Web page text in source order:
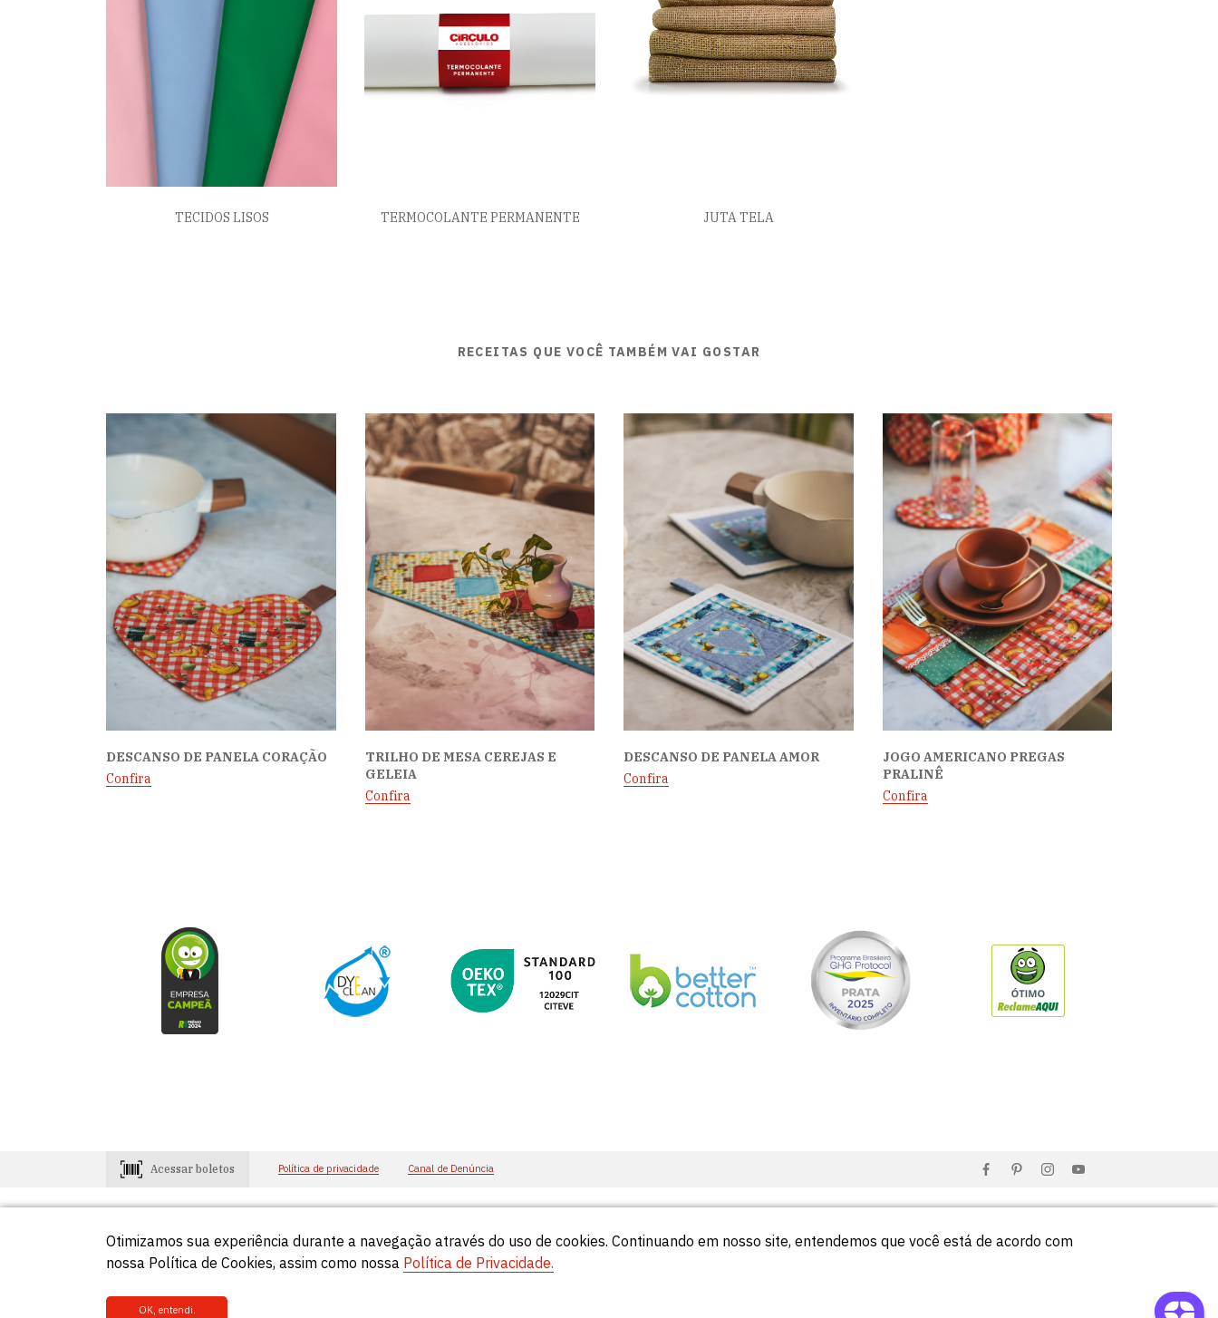
TECIDOS LISOS TERMOCOLANTE PERMANENTE JUTA TELA
RECEITAS QUE VOCÊ TAMBÉM VAI GOSTAR
DESCANSO DE PANELA CORAÇÃO
Confira
TRILHO DE MESA CEREJAS E
GELEIA
Confira
DESCANSO DE PANELA AMOR
Confira
JOGO AMERICANO PREGAS
PRALINÊ
Confira
Acessar boletos Política de privacidade Canal de Denúncia
Consumidores
0800-648-2966
Lojistas
0800-648-2955 © Círculo 2026 - Todos os direitos reservados.
Otimizamos sua experiência durante a navegação através do uso de cookies. Continuando em nosso site, entendemos que você está de acordo com
nossa Política de Cookies, assim como nossa Política de Privacidade.
OK, entendi.